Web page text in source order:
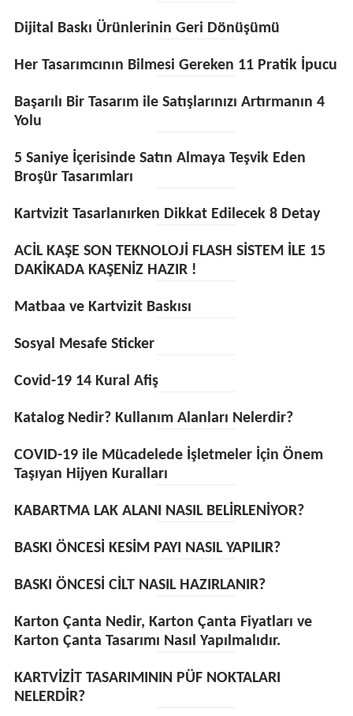
Dijital Baskı Ürünlerinin Geri Dönüşümü
Her Tasarımcının Bilmesi Gereken 11 Pratik İpucu
Başarılı Bir Tasarım ile Satışlarınızı Artırmanın 4
Yolu
5 Saniye İçerisinde Satın Almaya Teşvik Eden
Broşür Tasarımları
Kartvizit Tasarlanırken Dikkat Edilecek 8 Detay
ACİL KAŞE SON TEKNOLOJİ FLASH SİSTEM İLE 15
DAKİKADA KAŞENİZ HAZIR !
Matbaa ve Kartvizit Baskısı
Sosyal Mesafe Sticker
Covid-19 14 Kural Afiş
Katalog Nedir? Kullanım Alanları Nelerdir?
COVID-19 ile Mücadelede İşletmeler İçin Önem
Taşıyan Hijyen Kuralları
KABARTMA LAK ALANI NASIL BELİRLENİYOR?
BASKI ÖNCESİ KESİM PAYI NASIL YAPILIR?
BASKI ÖNCESİ CİLT NASIL HAZIRLANIR?
Karton Çanta Nedir, Karton Çanta Fiyatları ve
Karton Çanta Tasarımı Nasıl Yapılmalıdır.
KARTVİZİT TASARIMININ PÜF NOKTALARI
NELERDİR?